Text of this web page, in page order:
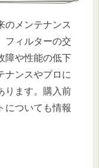
のメンテナンス
フィルターの交
障や性能の低下
ナンスやプロに
ります。購入前
についても情報